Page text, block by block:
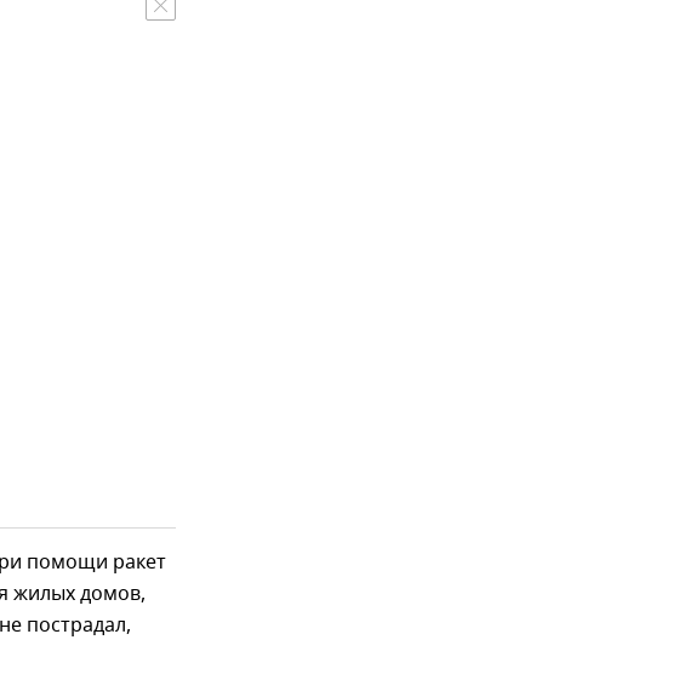
помощи ракет
жилых домов,
пострадал,